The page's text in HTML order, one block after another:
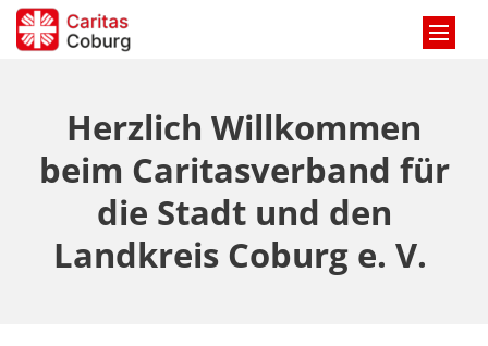
Zum Inhalt springen
Herzlich Willkommen
beim Caritasverband für
die Stadt und den
Landkreis Coburg e. V.